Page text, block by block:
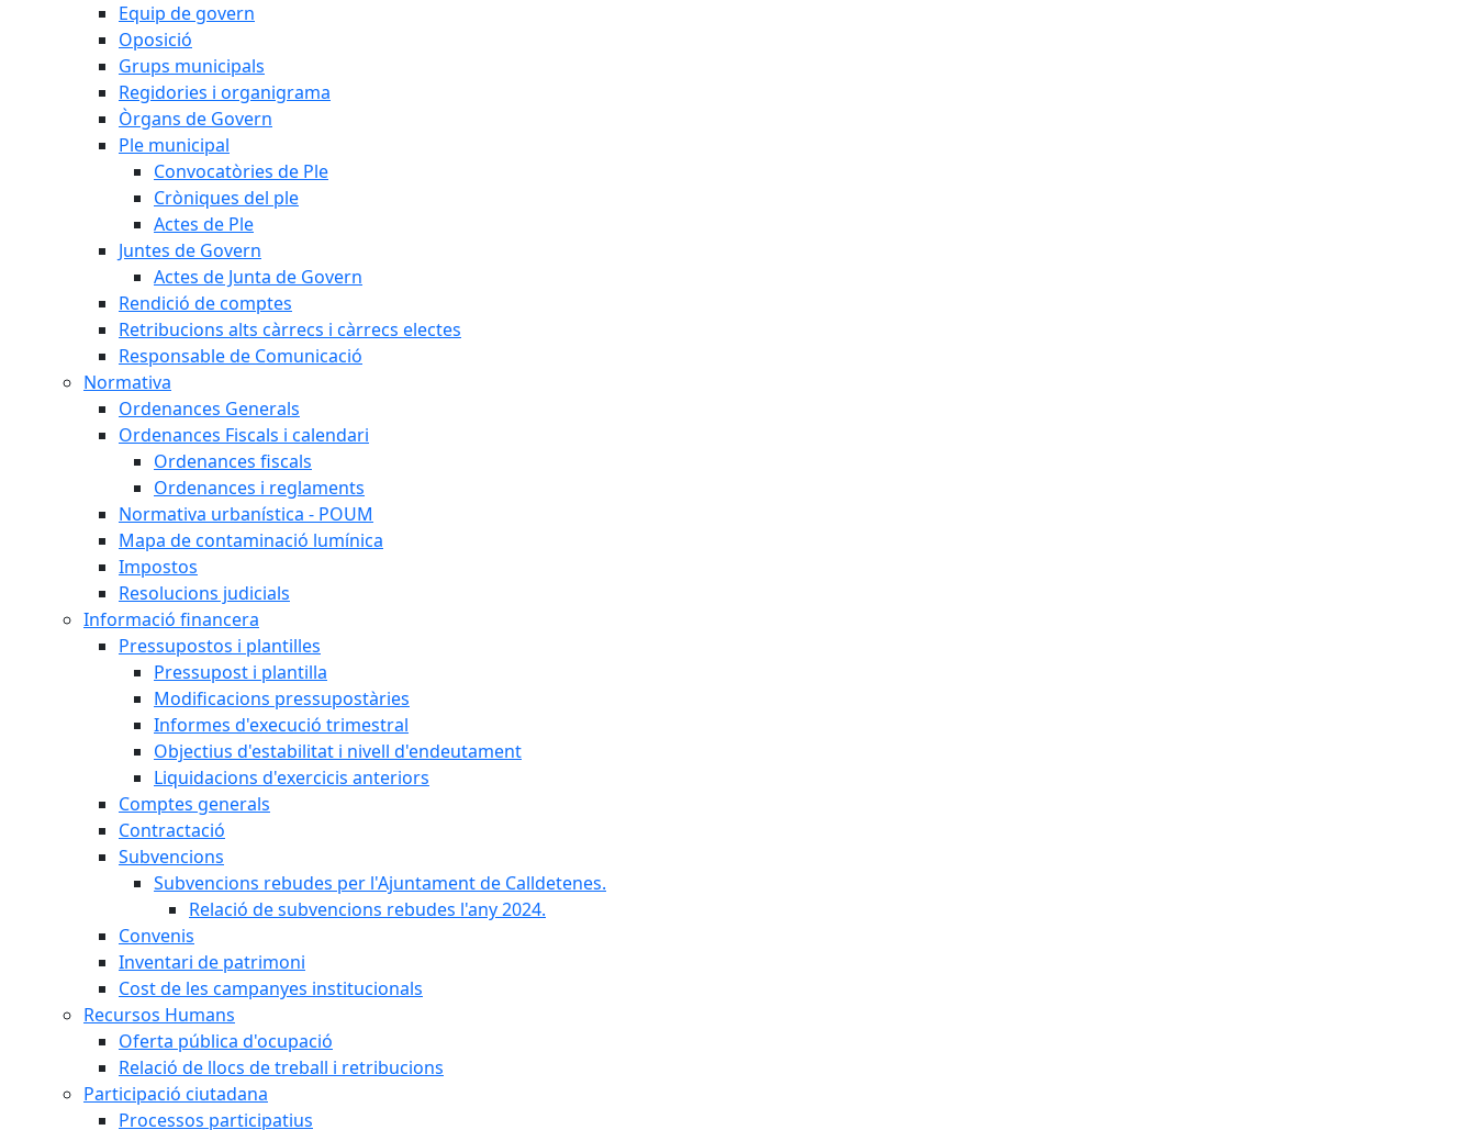
Equip de govern
Oposició
Grups municipals
Regidories i organigrama
Òrgans de Govern
Ple municipal
Convocatòries de Ple
Cròniques del ple
Actes de Ple
Juntes de Govern
Actes de Junta de Govern
Rendició de comptes
Retribucions alts càrrecs i càrrecs electes
Responsable de Comunicació
Normativa
Ordenances Generals
Ordenances Fiscals i calendari
Ordenances fiscals
Ordenances i reglaments
Normativa urbanística - POUM
Mapa de contaminació lumínica
Impostos
Resolucions judicials
Informació financera
Pressupostos i plantilles
Pressupost i plantilla
Modificacions pressupostàries
Informes d'execució trimestral
Objectius d'estabilitat i nivell d'endeutament
Liquidacions d'exercicis anteriors
Comptes generals
Contractació
Subvencions
Subvencions rebudes per l'Ajuntament de Calldetenes.
Relació de subvencions rebudes l'any 2024.
Convenis
Inventari de patrimoni
Cost de les campanyes institucionals
Recursos Humans
Oferta pública d'ocupació
Relació de llocs de treball i retribucions
Participació ciutadana
Processos participatius